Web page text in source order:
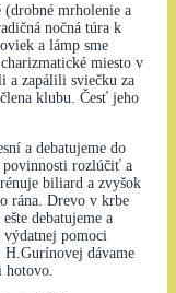
mrholenie a
nočná túra k
a lámp sme
miesto v
a zapálili sviečku za
klubu. Česť jeho
a debatujeme do
povinnosti rozlúčiť a
biliard a zvyšok
rána. Drevo v krbe
debatujeme a
výdatnej pomoci
dávame